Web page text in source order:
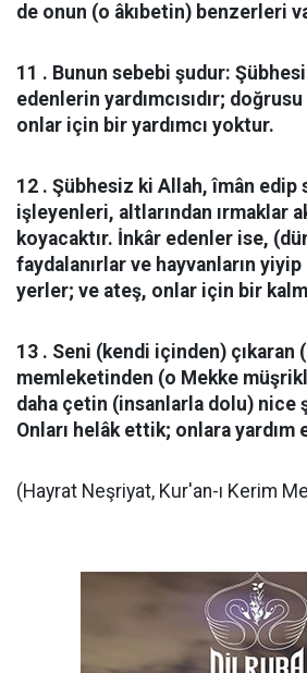
de onun (o âkıbetin) benzerleri
11 . Bunun sebebi şudur:
edenlerin yardımcısıdır;
onlar için bir yardımcı yoktur.
12 . Şübhesiz ki Allah, îmân edip
işleyenleri, altlarından ırmaklar
koyacaktır. İnkâr edenler ise,
faydalanırlar ve hayvanların
yerler; ve ateş, onlar için bir
13 . Seni (kendi içinden)
memleketinden (o Mekke
daha çetin (insanlarla dolu) nice
Onları helâk ettik; onlara yardım
(Hayrat Neşriyat, Kur'an-ı Kerim